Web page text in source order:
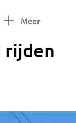
Meer
rijden